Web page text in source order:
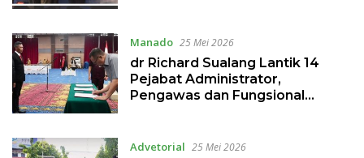
Manado 25 Mei 2026
dr Richard Sualang Lantik 14
Pejabat Administrator,
Pengawas dan Fungsional
Advetorial 25 Mei 2026